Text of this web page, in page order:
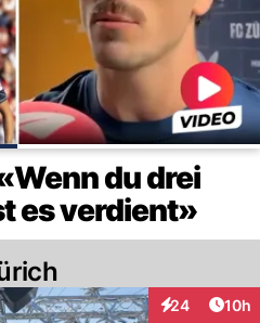
du drei
es verdient»
24
Interaktionen
10h